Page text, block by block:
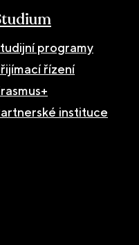
programy
řízení
instituce